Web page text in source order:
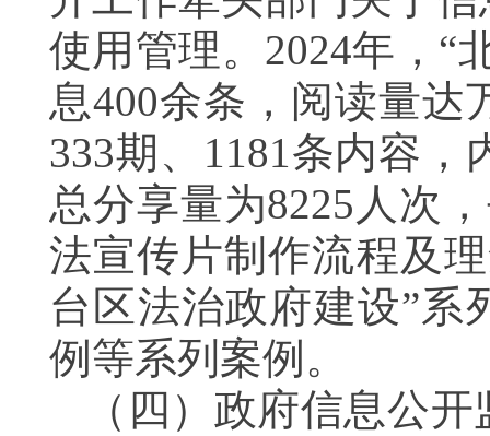
使用管理。2024年，“
息400余条，阅读量达
333期、1181条内容
总分享量为8225人次
法宣传片制作流程及
台区法治政府建设”系
例等系列案例。
（四）政府信息公